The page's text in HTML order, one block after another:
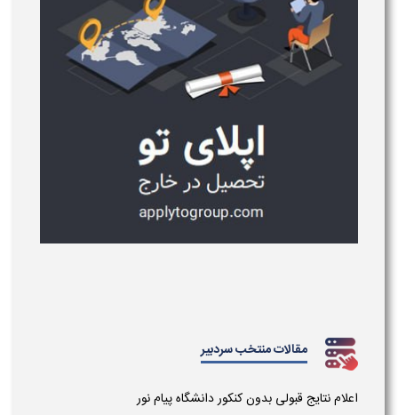
مقالات منتخب سردبیر
اعلام نتایج قبولی بدون کنکور دانشگاه پیام نور